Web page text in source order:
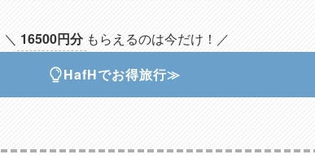
＼ 16500円分 もらえるのは今だけ！／
HafHでお得旅行≫